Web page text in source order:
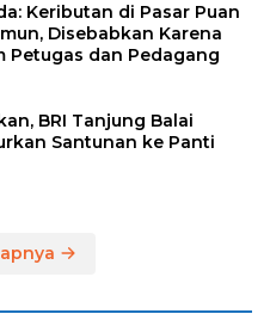
Keributan di Pasar Puan
Disebabkan Karena
Petugas dan Pedagang
BRI Tanjung Balai
Santunan ke Panti